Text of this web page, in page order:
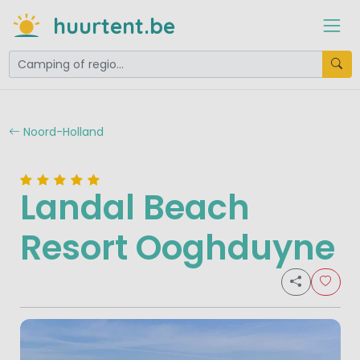
huurtent.be
Noord-Holland
Landal Beach
Resort Ooghduyne